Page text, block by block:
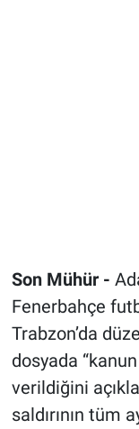
Son Mühür -
Fenerbahçe
Trabzon’da
dosyada
verildiğini
saldırının tüm